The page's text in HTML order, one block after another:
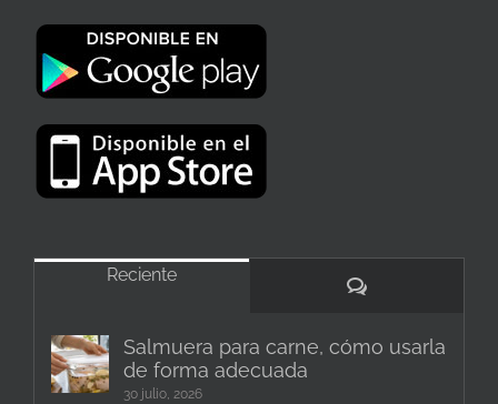
Reciente
Comentarios
Salmuera para carne, cómo usarla
de forma adecuada
30 julio, 2026